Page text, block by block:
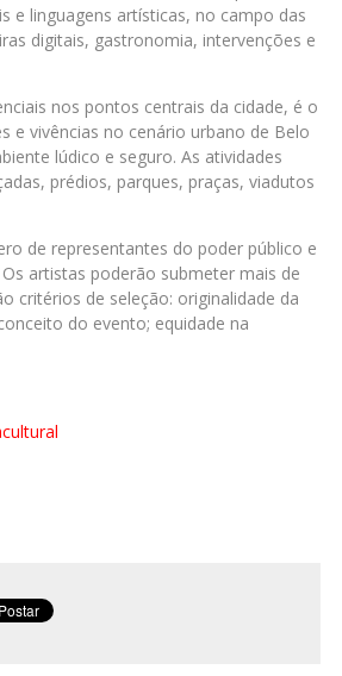
e linguagens artísticas, no campo das
digitais, gastronomia, intervenções e
nos pontos centrais da cidade, é o
e vivências no cenário urbano de Belo
lúdico e seguro. As atividades
prédios, parques, praças, viadutos
de representantes do poder público e
artistas poderão submeter mais de
critérios de seleção: originalidade da
do evento; equidade na